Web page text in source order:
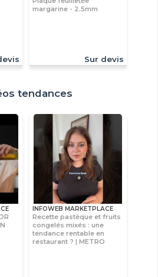
margarine - 2.5mm
Sur devis
tendances
INFOWEB MARKETPLACE
Recette pastèque et fruits
congelés mixés : une
tendance rentable en
restaurant ? | METRO